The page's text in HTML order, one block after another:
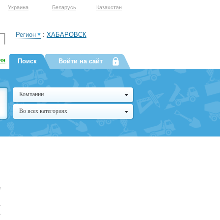
Украина Беларусь Казахстан
Регион : ХАБАРОВСК
Поиск Войти на сайт
Компании
Во всех категориях